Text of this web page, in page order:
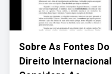
Sobre As Fontes Do
Direito Internacional